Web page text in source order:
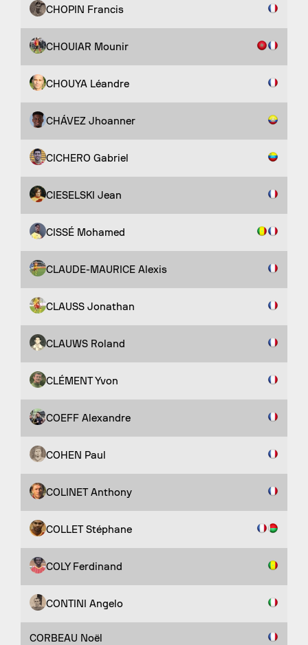
CHOPIN Francis
CHOUIAR Mounir
CHOUYA Léandre
CHÁVEZ Jhoanner
CICHERO Gabriel
CIESELSKI Jean
CISSÉ Mohamed
CLAUDE-MAURICE Alexis
CLAUSS Jonathan
CLAUWS Roland
CLÉMENT Yvon
COEFF Alexandre
COHEN Paul
COLINET Anthony
COLLET Stéphane
COLY Ferdinand
CONTINI Angelo
CORBEAU Noël